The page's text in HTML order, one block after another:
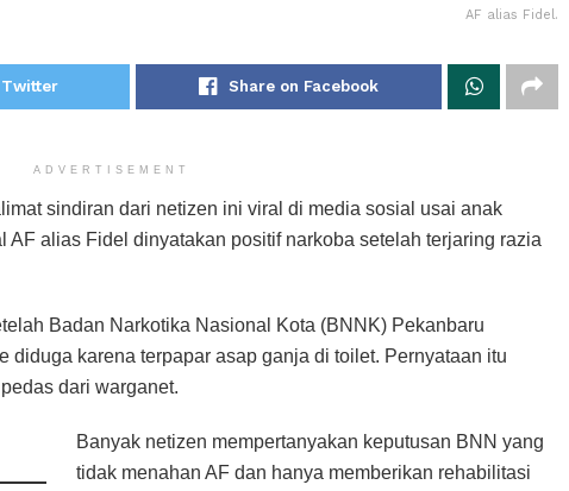
AF alias Fidel.
Twitter Share on Facebook
ADVERTISEMENT
sindiran dari netizen ini viral di media sosial usai anak
alias Fidel dinyatakan positif narkoba setelah terjaring razia
Badan Narkotika Nasional Kota (BNNK) Pekanbaru
diduga karena terpapar asap ganja di toilet. Pernyataan itu
dari warganet.
Banyak netizen mempertanyakan keputusan BNN yang
tidak menahan AF dan hanya memberikan rehabilitasi